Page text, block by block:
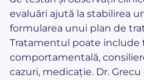
evaluări ajută la stabilirea
formularea unui plan de
Tratamentul poate include
comportamentală,
cazuri, medicație. Dr. Grecu